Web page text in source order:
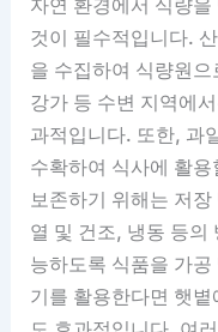
것이 필수적입니다.
을 수집하여 식량원
강가 등 수변 지역에
과적입니다. 또한, 과
수확하여 식사에 활
보존하기 위해는 저
열 및 건조, 냉동 등의
능하도록 식품을 가
기를 활용한다면 햇